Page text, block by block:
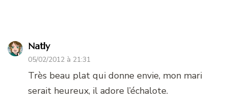
Natly
05/02/2012 à 21:31
Très beau plat qui donne envie, mon mari
serait heureux, il adore l’échalote.